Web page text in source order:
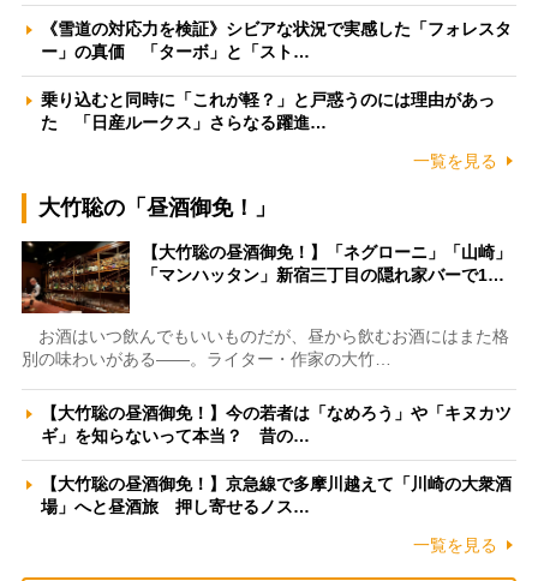
《雪道の対応力を検証》シビアな状況で実感した「フォレスタ
ー」の真価 「ターボ」と「スト…
乗り込むと同時に「これが軽？」と戸惑うのには理由があっ
た 「日産ルークス」さらなる躍進…
一覧を見る
大竹聡の「昼酒御免！」
【大竹聡の昼酒御免！】「ネグローニ」「山崎」
「マンハッタン」新宿三丁目の隠れ家バーで1…
お酒はいつ飲んでもいいものだが、昼から飲むお酒にはまた格
別の味わいがある――。ライター・作家の大竹…
【大竹聡の昼酒御免！】今の若者は「なめろう」や「キヌカツ
ギ」を知らないって本当？ 昔の…
【大竹聡の昼酒御免！】京急線で多摩川越えて「川崎の大衆酒
場」へと昼酒旅 押し寄せるノス…
一覧を見る